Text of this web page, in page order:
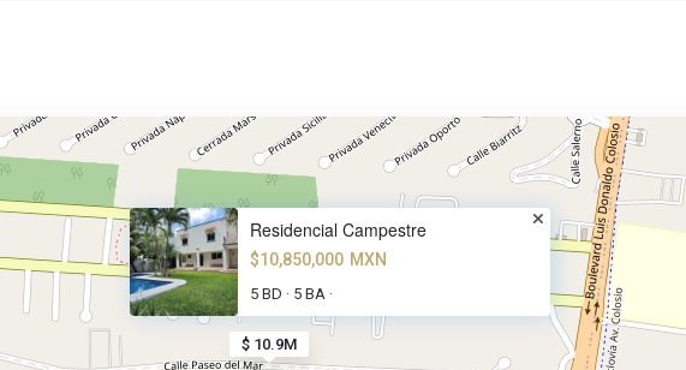
$ 10.9M
Residencial Campestre
$10,850,000 MXN
5 BD · 5 BA ·